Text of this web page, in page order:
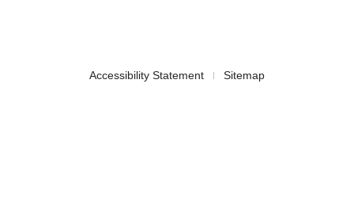
Accessibility Statement Sitemap